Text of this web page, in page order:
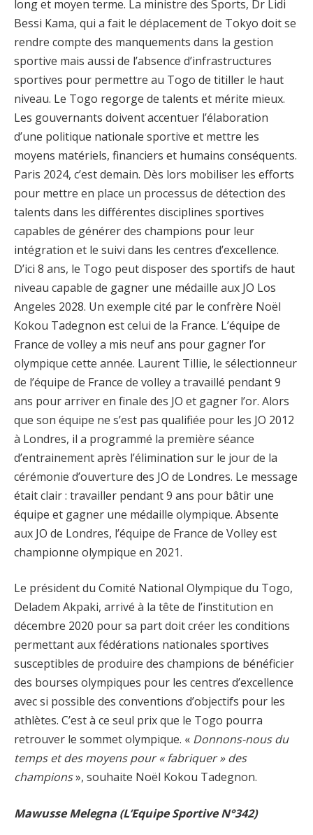
long et moyen terme. La ministre des Sports, Dr Lidi
Bessi Kama, qui a fait le déplacement de Tokyo doit se
rendre compte des manquements dans la gestion
sportive mais aussi de l’absence d’infrastructures
sportives pour permettre au Togo de titiller le haut
niveau. Le Togo regorge de talents et mérite mieux.
Les gouvernants doivent accentuer l’élaboration
d’une politique nationale sportive et mettre les
moyens matériels, financiers et humains conséquents.
Paris 2024, c’est demain. Dès lors mobiliser les efforts
pour mettre en place un processus de détection des
talents dans les différentes disciplines sportives
capables de générer des champions pour leur
intégration et le suivi dans les centres d’excellence.
D’ici 8 ans, le Togo peut disposer des sportifs de haut
niveau capable de gagner une médaille aux JO Los
Angeles 2028. Un exemple cité par le confrère Noël
Kokou Tadegnon est celui de la France. L’équipe de
France de volley a mis neuf ans pour gagner l’or
olympique cette année. Laurent Tillie, le sélectionneur
de l’équipe de France de volley a travaillé pendant 9
ans pour arriver en finale des JO et gagner l’or. Alors
que son équipe ne s’est pas qualifiée pour les JO 2012
à Londres, il a programmé la première séance
d’entrainement après l’élimination sur le jour de la
cérémonie d’ouverture des JO de Londres. Le message
était clair : travailler pendant 9 ans pour bâtir une
équipe et gagner une médaille olympique. Absente
aux JO de Londres, l’équipe de France de Volley est
championne olympique en 2021.
Le président du Comité National Olympique du Togo,
Deladem Akpaki, arrivé à la tête de l’institution en
décembre 2020 pour sa part doit créer les conditions
permettant aux fédérations nationales sportives
susceptibles de produire des champions de bénéficier
des bourses olympiques pour les centres d’excellence
avec si possible des conventions d’objectifs pour les
athlètes. C’est à ce seul prix que le Togo pourra
retrouver le sommet olympique. « Donnons-nous du
temps et des moyens pour « fabriquer » des
champions», souhaite Noël Kokou Tadegnon.
Mawusse Melegna (L’Equipe Sportive N°342)